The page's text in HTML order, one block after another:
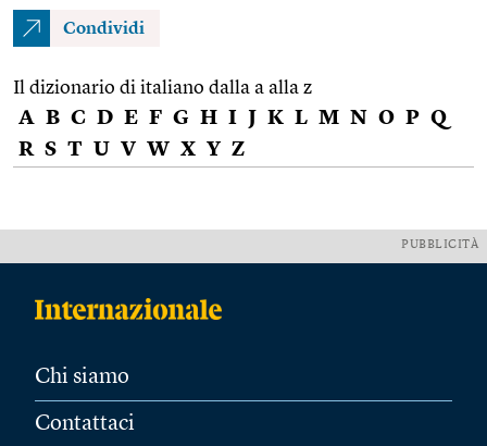
Condividi
Il dizionario di italiano dalla a alla z
A B C D E F G H I J K L M N O P Q
R S T U V W X Y Z
PUBBLICITÀ
Chi siamo
Contattaci